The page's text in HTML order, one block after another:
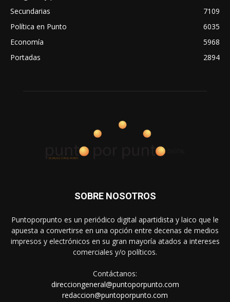
Secundarias
7109
Política en Punto
6035
Economía
5968
Portadas
2894
SOBRE NOSOTROS
Puntoporpunto es un periódico digital apartidista y laico que le
apuesta a convertirse en una opción entre decenas de medios
impresos y electrónicos en su gran mayoría atados a intereses
comerciales y/o políticos.
Contáctanos:
direcciongeneral@puntoporpunto.com
redaccion@puntoporpunto.com